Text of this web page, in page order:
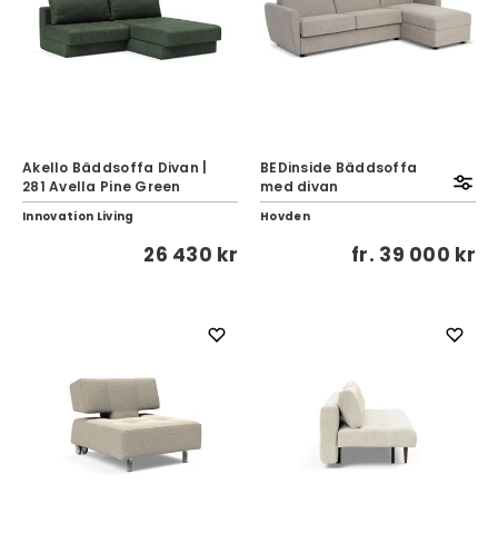
Akello Bäddsoffa Divan |
281 Avella Pine Green
Innovation Living
26 430 kr
BEDinside Bäddsoffa
med divan
Hovden
fr. 39 000 kr